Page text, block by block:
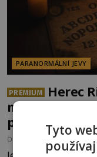
PARANORMÁLNÍ JEVY
PREMIUM
Herec
muzikant
paranormální
OD ANDREA ŠULCOVÁ
Tyto